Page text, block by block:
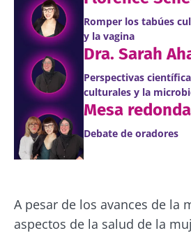
Fecha de
publicación
13 Junio 2025
23
Romper los tabúes
y la vagina
Dra. Sarah
Perspectivas
culturales y la
Mesa redonda
Debate de oradores
A pesar de los avances de la
aspectos de la salud de la